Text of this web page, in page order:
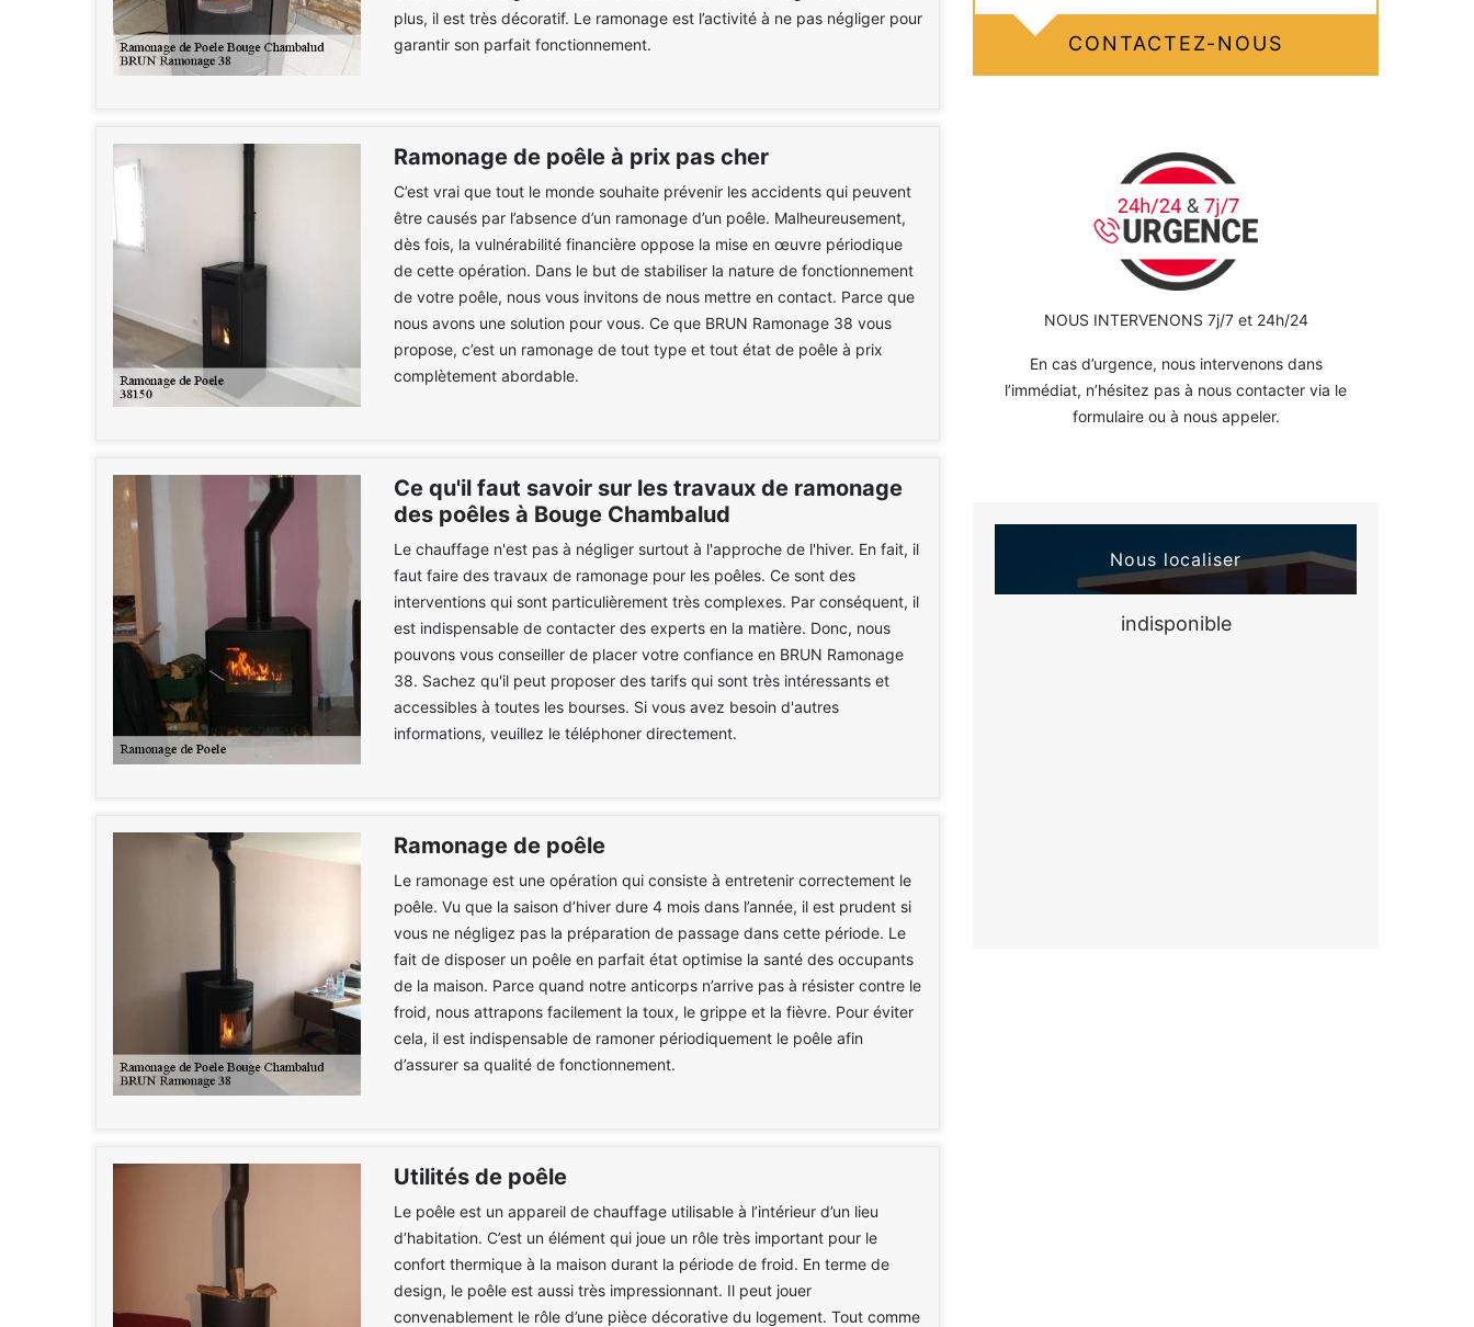
plus, il est très décoratif. Le ramonage est l’activité à ne pas négliger pour
garantir son parfait fonctionnement.
Ramonage de poêle à prix pas cher
C’est vrai que tout le monde souhaite prévenir les accidents qui peuvent
être causés par l’absence d’un ramonage d’un poêle. Malheureusement,
dès fois, la vulnérabilité financière oppose la mise en œuvre périodique
de cette opération. Dans le but de stabiliser la nature de fonctionnement
de votre poêle, nous vous invitons de nous mettre en contact. Parce que
nous avons une solution pour vous. Ce que BRUN Ramonage 38 vous
propose, c’est un ramonage de tout type et tout état de poêle à prix
complètement abordable.
Ce qu'il faut savoir sur les travaux de ramonage
des poêles à Bouge Chambalud
Le chauffage n'est pas à négliger surtout à l'approche de l'hiver. En fait, il
faut faire des travaux de ramonage pour les poêles. Ce sont des
interventions qui sont particulièrement très complexes. Par conséquent, il
est indispensable de contacter des experts en la matière. Donc, nous
pouvons vous conseiller de placer votre confiance en BRUN Ramonage
38. Sachez qu'il peut proposer des tarifs qui sont très intéressants et
accessibles à toutes les bourses. Si vous avez besoin d'autres
informations, veuillez le téléphoner directement.
Ramonage de poêle
Le ramonage est une opération qui consiste à entretenir correctement le
poêle. Vu que la saison d’hiver dure 4 mois dans l’année, il est prudent si
vous ne négligez pas la préparation de passage dans cette période. Le
fait de disposer un poêle en parfait état optimise la santé des occupants
de la maison. Parce quand notre anticorps n’arrive pas à résister contre le
froid, nous attrapons facilement la toux, le grippe et la fièvre. Pour éviter
cela, il est indispensable de ramoner périodiquement le poêle afin
d’assurer sa qualité de fonctionnement.
Utilités de poêle
Le poêle est un appareil de chauffage utilisable à l’intérieur d’un lieu
d’habitation. C’est un élément qui joue un rôle très important pour le
confort thermique à la maison durant la période de froid. En terme de
design, le poêle est aussi très impressionnant. Il peut jouer
convenablement le rôle d’une pièce décorative du logement. Tout comme
CONTACTEZ-NOUS
NOUS INTERVENONS 7j/7 et 24h/24
En cas d’urgence, nous intervenons dans
l’immédiat, n’hésitez pas à nous contacter via le
formulaire ou à nous appeler.
Nous localiser
indisponible